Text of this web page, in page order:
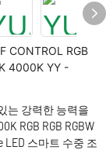
CONTROL RGB
4000K YY -
는 강력한 능력을
RGB RGB RGBW
LED 스마트 수중 조